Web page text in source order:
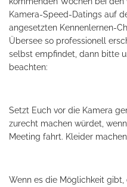
Kamera-Speed-Datings auf
angesetzten Kennenlernen-
Übersee so professionell
selbst empfindet, dann bitte
beachten:
Setzt Euch vor die Kamera
zurecht machen würdet,
Meeting fahrt. Kleider
Wenn es die Möglichkeit